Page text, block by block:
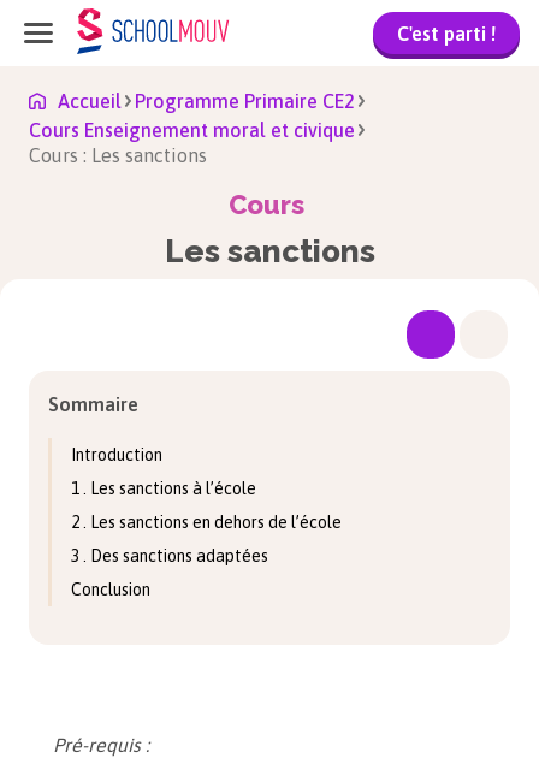
C'est parti !
Accueil
Programme Primaire CE2
Cours Enseignement moral et civique
Cours : Les sanctions
Cours
Les sanctions
Sommaire
Introduction
1 . Les sanctions à l’école
2 . Les sanctions en dehors de l’école
3 . Des sanctions adaptées
Conclusion
Pré-requis :